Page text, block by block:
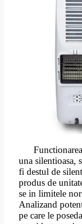
Functionarea
una silentioasa,
fi destul de
produs de
se in limitele
Analizand
pe care le